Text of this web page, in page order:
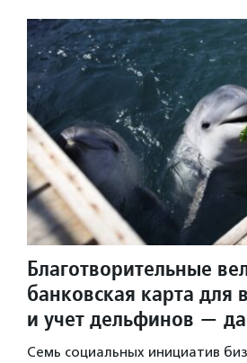
Благотворительные
банковская карта для
и учет дельфинов —
Семь социальных инициатив